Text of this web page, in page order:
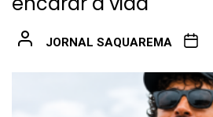
JORNAL SAQUAREMA